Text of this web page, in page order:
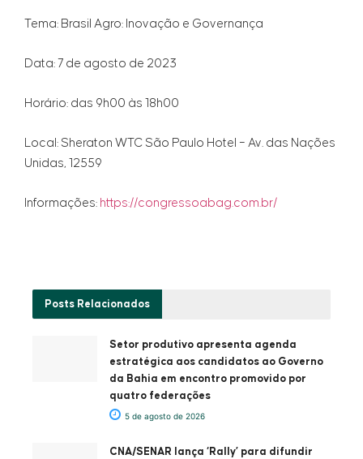
Tema: Brasil Agro: Inovação e Governança
Data: 7 de agosto de 2023
Horário: das 9h00 às 18h00
Local: Sheraton WTC São Paulo Hotel – Av. das Nações
Unidas, 12559
Informações: https://congressoabag.com.br/
Posts Relacionados
Setor produtivo apresenta agenda
estratégica aos candidatos ao Governo
da Bahia em encontro promovido por
quatro federações
5 de agosto de 2026
CNA/SENAR lança ‘Rally’ para difundir